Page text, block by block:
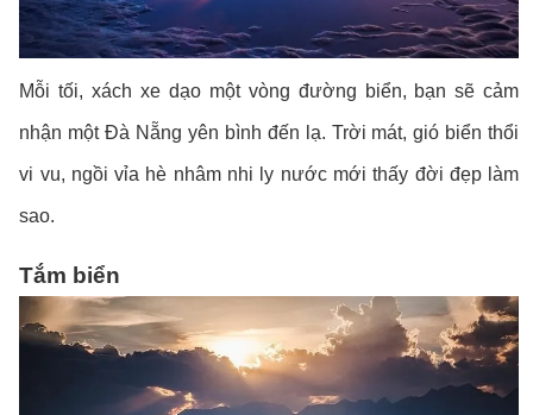
Mỗi tối, xách xe dạo một vòng đường biển, bạn sẽ cảm
nhận một Đà Nẵng yên bình đến lạ. Trời mát, gió biển thổi
vi vu, ngồi vỉa hè nhâm nhi ly nước mới thấy đời đẹp làm
sao.
Tắm biển